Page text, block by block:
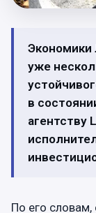
Экономики
уже
в
агентству
По его